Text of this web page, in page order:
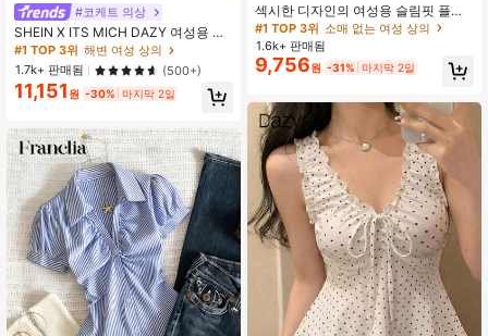
#코케트 의상
SHEIN X ITS MICH DAZY 여성용 러
플 스트라이프 민소매 탑, 여름 휴가
크루즈를 위한 신선하고 젊은 여성용
#1 TOP 3위 해변 여성 상의
1.7k+ 판매됨
(500+)
11,151 원 -30% 마지막 2일
섹시한 디자인의 여성용 슬림핏 플래
터링 스트라이프 패치워크 크롭 2-in-
1 캐미솔 탱크탑 여름 의류, 에스테틱
화이트
#1 TOP 3위 소매 없는 여성 상의
1.6k+ 판매됨
9,756원 -31% 마지막 2일